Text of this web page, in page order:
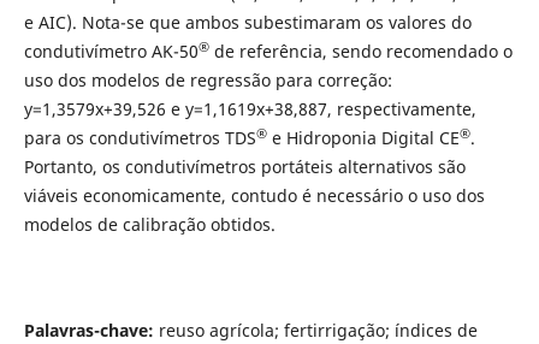
e AIC). Nota-se que ambos subestimaram os valores do
condutivímetro AK-50®de referência, sendo recomendado o
uso dos modelos de regressão para correção:
y=1,3579x+39,526 e y=1,1619x+38,887, respectivamente,
para os condutivímetros TDS®e Hidroponia Digital CE®.
Portanto, os condutivímetros portáteis alternativos são
viáveis economicamente, contudo é necessário o uso dos
modelos de calibração obtidos.
Palavras-chave: reuso agrícola; fertirrigação; índices de